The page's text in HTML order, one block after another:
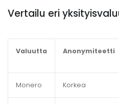
Vertailu eri
Valuutta Anonymiteetti
Monero Korkea